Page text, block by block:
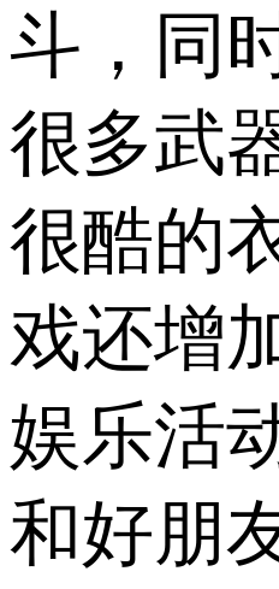
斗，同
很多武
很酷的
戏还增
娱乐活
和好朋